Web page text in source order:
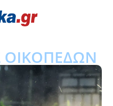
ΟΙΚΟΠΕΔΩΝ